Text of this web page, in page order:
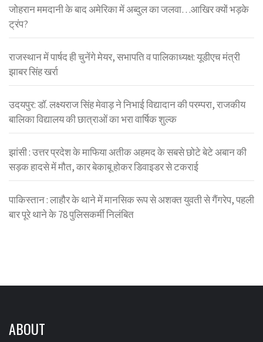
जोहरान ममदानी के बाद अमेरिका में अब्दुल का जलवा…आखिर क्यों भड़के
ट्रंप?
राजस्थान में पार्षद ही चुनेंगे मेयर, सभापति व पालिकाध्यक्ष: यूडीएच मंत्री
झाबर सिंह खर्रा
उदयपुर: डॉ. लक्ष्यराज सिंह मेवाड़ ने निभाई विद्यादान की परम्परा, राजकीय
बालिका विद्यालय की छात्राओं का भरा वार्षिक शुल्क
झांसी : उत्तर प्रदेश के माफिया अतीक अहमद के सबसे छोटे बेटे अबान की
सड़क हादसे में मौत, कार बेकाबू होकर डिवाइडर से टकराई
पाकिस्तान : लाहौर के थाने में मानसिक रूप से अशक्त युवती से गैंगरेप, पहली
बार पूरे थाने के 78 पुलिसकर्मी निलंबित
ABOUT